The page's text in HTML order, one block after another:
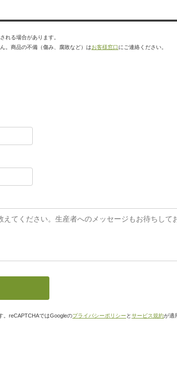
れる場合があります。
。商品の不備（傷み、腐敗など）はお客様窓口 にご連絡ください。
。reCAPTCHAではGoogleのプライバシーポリシー とサービス規約が適